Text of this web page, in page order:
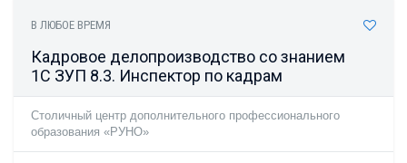
В ЛЮБОЕ ВРЕМЯ
Кадровое делопроизводство со знанием
1С ЗУП 8.3. Инспектор по кадрам
Столичный центр дополнительного профессионального
образования «РУНО»